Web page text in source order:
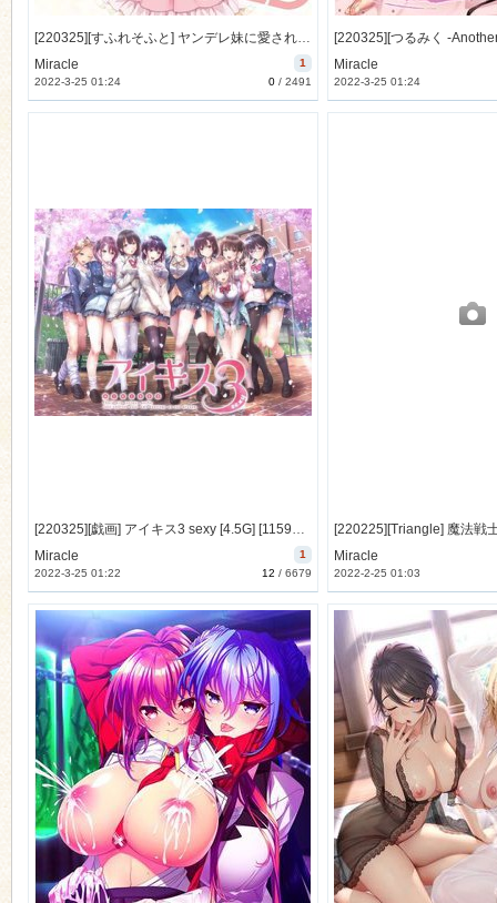
[220325][すふれそふと] ヤンデレ妹に愛されすぎて子作り生活 [663M] [1167115]
1
Miracle
0/ 2491
2022-3-25 01:24
Miracle
2022-3-25 01:24
[220325][戯画] アイキス3 sexy [4.5G] [1159434] (OST&Maxi&Extra-H付)
1
Miracle
12 / 6679
2022-3-25 01:22
Miracle
2022-2-25 01:03